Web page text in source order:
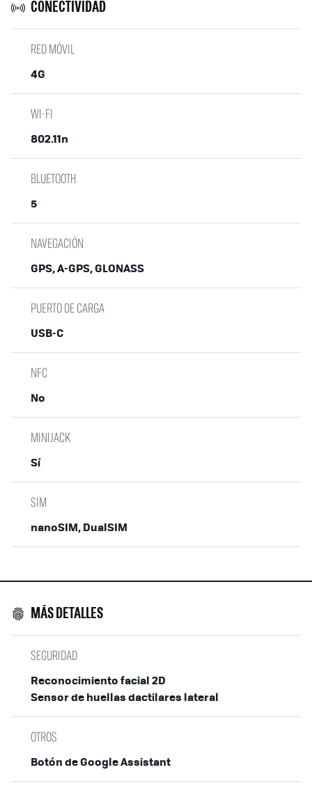
CONECTIVIDAD
RED MÓVIL
4G
WI-FI
802.11n
BLUETOOTH
5
NAVEGACIÓN
GPS, A-GPS, GLONASS
PUERTO DE CARGA
USB-C
NFC
No
MINIJACK
Sí
SIM
nanoSIM, DualSIM
MÁS DETALLES
SEGURIDAD
Reconocimiento facial 2D
Sensor de huellas dactilares lateral
OTROS
Botón de Google Assistant